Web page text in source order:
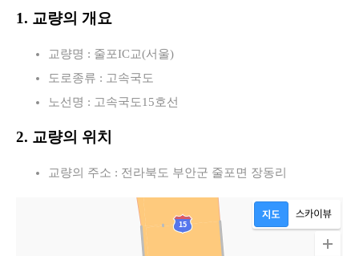
1. 교량의 개요
교량명 : 줄포IC교(서울)
도로종류 : 고속국도
노선명 : 고속국도15호선
2. 교량의 위치
교량의 주소 : 전라북도 부안군 줄포면 장동리